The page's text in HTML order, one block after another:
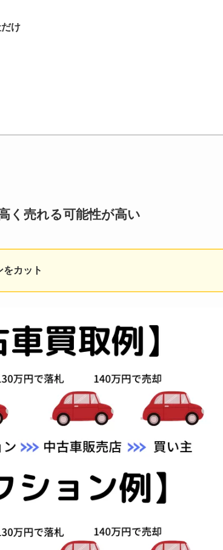
け
く売れる可能性が高い
カット